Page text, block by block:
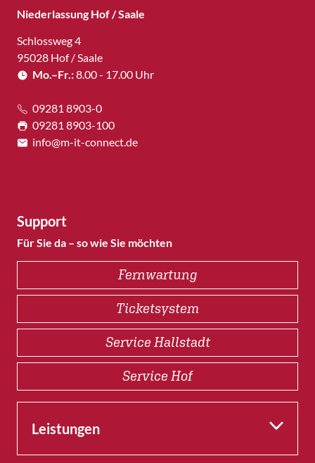
Niederlassung Hof / Saale
Schlossweg 4
95028 Hof / Saale
Mo.–Fr.:8.00 - 17.00 Uhr
09281 8903-0
09281 8903-100
info@m-it-connect.de
Support
Für Sie da – so wie Sie möchten
Fernwartung
Ticketsystem
Service Hallstadt
Service Hof
Leistungen